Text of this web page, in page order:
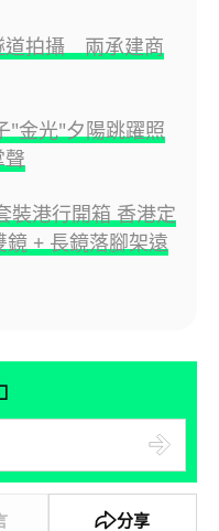
道拍攝 兩承建商
"金光"夕陽跳躍照
聲
裝港行開箱 香港定
+ 長鏡落腳架遠
分享